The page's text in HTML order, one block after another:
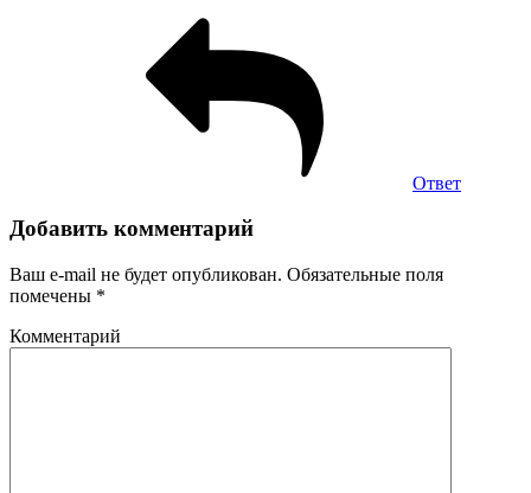
Ответ
Добавить комментарий
Ваш e-mail не будет опубликован. Обязательные поля
помечены *
Комментарий